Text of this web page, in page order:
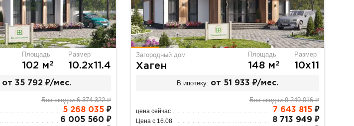
Площадь
102 м2
Размер
10.2х11.4
от 35 792 ₽/мес.
Без скидки 6 374 322 ₽
5 268 035 ₽
6 005 560 ₽
Загородный дом
Хаген
Площадь
148 м2
Размер
10х11
В ипотеку: от 51 933 ₽/мес.
Без скидки 9 249 016 ₽
цена сейчас 7 643 815₽
Цена с 16.08 8 713 949 ₽